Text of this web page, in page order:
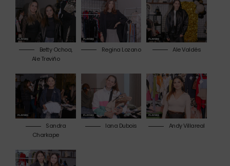
Betty Ochoa,
Ale Treviño
Regina Lozano Ale Valdés
Sandra
Charkape
Iana Dubois Andy Villareal